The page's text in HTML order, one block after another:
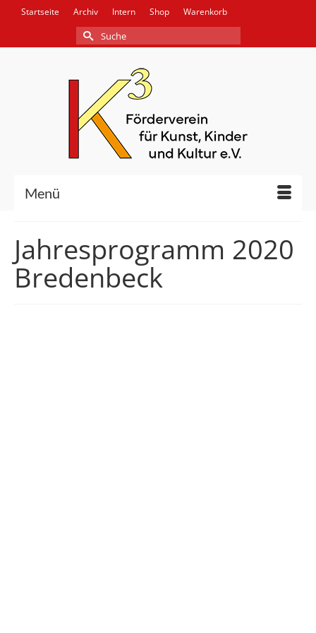
Startseite Archiv Intern Shop Warenkorb
Suche
nach:
Menü
Jahresprogramm 2020
Bredenbeck